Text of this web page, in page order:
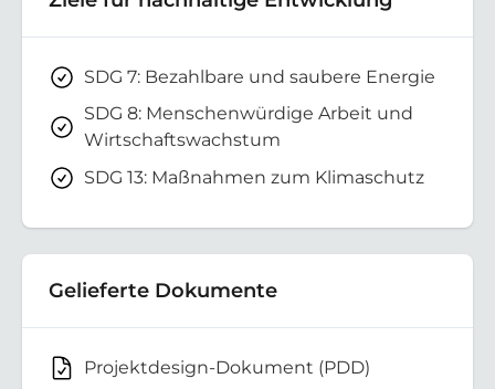
SDG 7: Bezahlbare und saubere Energie
SDG 8: Menschenwürdige Arbeit und
Wirtschaftswachstum
SDG 13: Maßnahmen zum Klimaschutz
Gelieferte Dokumente
Projektdesign-Dokument (PDD)